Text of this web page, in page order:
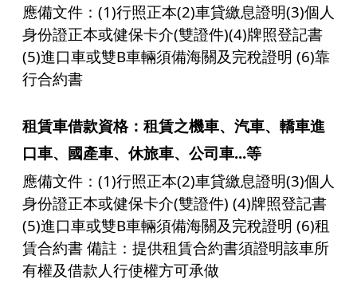
應備文件：(1)行照正本(2)車貸繳息證明(3)個人
身份證正本或健保卡介(雙證件)(4)牌照登記書
(5)進口車或雙B車輛須備海關及完稅證明 (6)靠
行合約書
租賃車借款資格：租賃之機車、汽車、轎車進
口車、國產車、休旅車、公司車...等
應備文件：(1)行照正本(2)車貸繳息證明(3)個人
身份證正本或健保卡介(雙證件) (4)牌照登記書
(5)進口車或雙B車輛須備海關及完稅證明 (6)租
賃合約書 備註：提供租賃合約書須證明該車所
有權及借款人行使權方可承做